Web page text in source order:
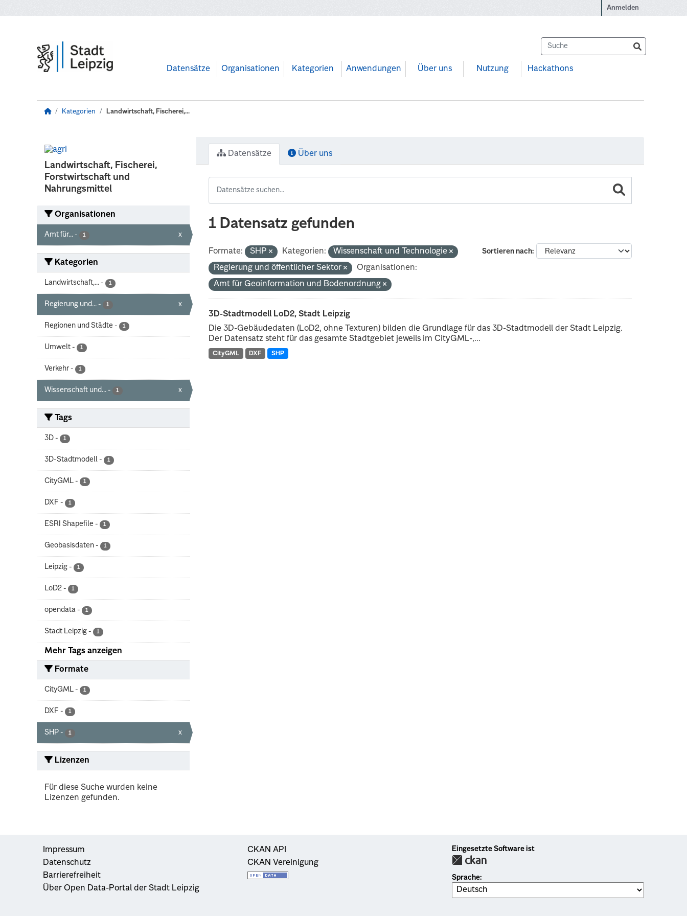
Anmelden
Datensätze Organisationen Kategorien Anwendungen Über uns Nutzung Hackathons
Kategorien Landwirtschaft, Fischerei,...
Landwirtschaft, Fischerei,
Forstwirtschaft und
Nahrungsmittel
Organisationen
Amt für... - 1 x
Kategorien
Landwirtschaft,... - 1
Regierung und... - 1 x
Regionen und Städte - 1
Umwelt - 1
Verkehr - 1
Wissenschaft und... - 1 x
Tags
3D - 1
3D-Stadtmodell - 1
CityGML - 1
DXF - 1
ESRI Shapefile - 1
Geobasisdaten - 1
Leipzig - 1
LoD2 - 1
opendata - 1
Stadt Leipzig - 1
Mehr Tags anzeigen
Formate
CityGML - 1
DXF - 1
SHP - 1 x
Lizenzen
Für diese Suche wurden keine
Lizenzen gefunden.
Datensätze Über uns
1 Datensatz gefunden
Sortieren nach
Formate: SHP Kategorien:
Wissenschaft und Technologie
Regierung und öffentlicher Sektor
Organisationen:
Amt für Geoinformation und Bodenordnung
3D-Stadtmodell LoD2, Stadt Leipzig
Die 3D-Gebäudedaten (LoD2, ohne Texturen) bilden die Grundlage für das 3D-Stadtmodell der Stadt Leipzig.
Der Datensatz steht für das gesamte Stadtgebiet jeweils im CityGML-,...
CityGML DXF SHP
Impressum
Datenschutz
Barrierefreiheit
Über Open Data-Portal der Stadt Leipzig
CKAN API
CKAN Vereinigung
Eingesetzte Software ist
Sprache